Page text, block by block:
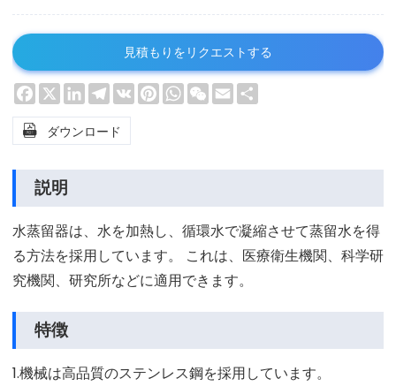
見積もりをリクエストする
Facebook
X LinkedInTelegram
VK PinterestWhatsApp
WeChat
Email
 ダウンロード
説明
水蒸留器は、水を加熱し、循環水で凝縮させて蒸留水を得
る方法を採用しています。 これは、医療衛生機関、科学研
究機関、研究所などに適用できます。
特徴
1.機械は高品質のステンレス鋼を採用しています。